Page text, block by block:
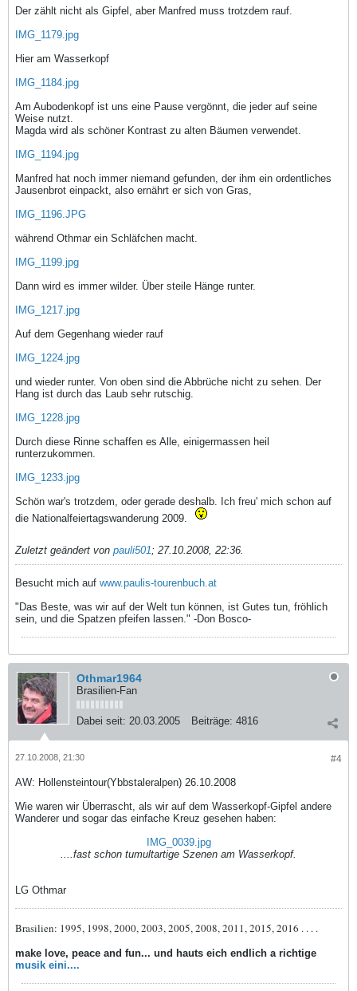
Der zählt nicht als Gipfel, aber Manfred muss trotzdem rauf.
IMG_1179.jpg
Hier am Wasserkopf
IMG_1184.jpg
Am Aubodenkopf ist uns eine Pause vergönnt, die jeder auf seine
Weise nutzt.
Magda wird als schöner Kontrast zu alten Bäumen verwendet.
IMG_1194.jpg
Manfred hat noch immer niemand gefunden, der ihm ein ordentliches
Jausenbrot einpackt, also ernährt er sich von Gras,
IMG_1196.JPG
während Othmar ein Schläfchen macht.
IMG_1199.jpg
Dann wird es immer wilder. Über steile Hänge runter.
IMG_1217.jpg
Auf dem Gegenhang wieder rauf
IMG_1224.jpg
und wieder runter. Von oben sind die Abbrüche nicht zu sehen. Der
Hang ist durch das Laub sehr rutschig.
IMG_1228.jpg
Durch diese Rinne schaffen es Alle, einigermassen heil
runterzukommen.
IMG_1233.jpg
Schön war's trotzdem, oder gerade deshalb. Ich freu' mich schon auf
die Nationalfeiertagswanderung 2009.
Zuletzt geändert von pauli501; 27.10.2008, 22:36.
Besucht mich auf www.paulis-tourenbuch.at
"Das Beste, was wir auf der Welt tun können, ist Gutes tun, fröhlich
sein, und die Spatzen pfeifen lassen." -Don Bosco-
Othmar1964
Brasilien-Fan
Dabei seit: 20.03.2005 Beiträge: 4816
#4
27.10.2008, 21:30
AW: Hollensteintour(Ybbstaleralpen) 26.10.2008
Wie waren wir Überrascht, als wir auf dem Wasserkopf-Gipfel andere
Wanderer und sogar das einfache Kreuz gesehen haben:
IMG_0039.jpg
....fast schon tumultartige Szenen am Wasserkopf.
LG Othmar
Brasilien: 1995, 1998, 2000, 2003, 2005, 2008, 2011, 2015, 2016 . . . .
make love, peace and fun... und hauts eich endlich a richtige
musik eini....